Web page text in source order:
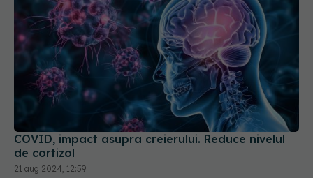
COVID, impact asupra creierului. Reduce nivelul
de cortizol
21 aug 2024, 12:59